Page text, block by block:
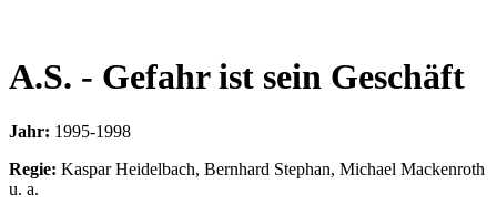
A.S. - Gefahr ist sein Geschäft
Jahr: 1995-1998
Regie: Kaspar Heidelbach, Bernhard Stephan, Michael Mackenroth
u. a.